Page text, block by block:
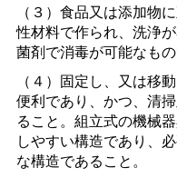
（３）食品又は添加物
性材料で作られ、洗浄
菌剤で消毒が可能なもの
（４）固定し、又は移
便利であり、かつ、清
ること。組立式の機械
しやすい構造であり、
な構造であること。